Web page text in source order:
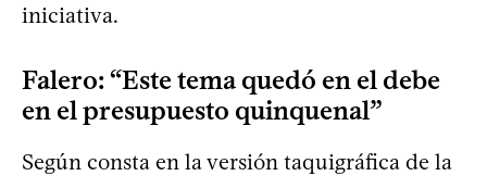
iniciativa.
Falero: “Este tema quedó en el debe
en el presupuesto quinquenal”
Según consta en la versión taquigráfica de la